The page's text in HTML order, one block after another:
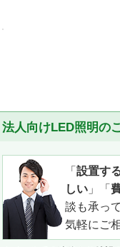
法人向けLED照明の
「 設置す
しい 」「
談も承っ
気軽にご